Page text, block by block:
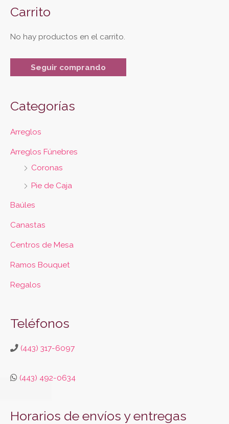
Carrito
No hay productos en el carrito.
Seguir comprando
Categorías
Arreglos
Arreglos Fúnebres
Coronas
Pie de Caja
Baúles
Canastas
Centros de Mesa
Ramos Bouquet
Regalos
Teléfonos
(443) 317-6097
(443) 492-0634
Horarios de envíos y entregas